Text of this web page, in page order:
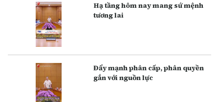
Hạ tầng hôm nay mang sứ mệnh
tương lai
Đẩy mạnh phân cấp, phân quyền
gắn với nguồn lực